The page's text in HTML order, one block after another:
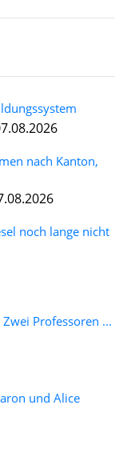
nach Kanton,
noch lange nicht
Professoren ...
und Alice